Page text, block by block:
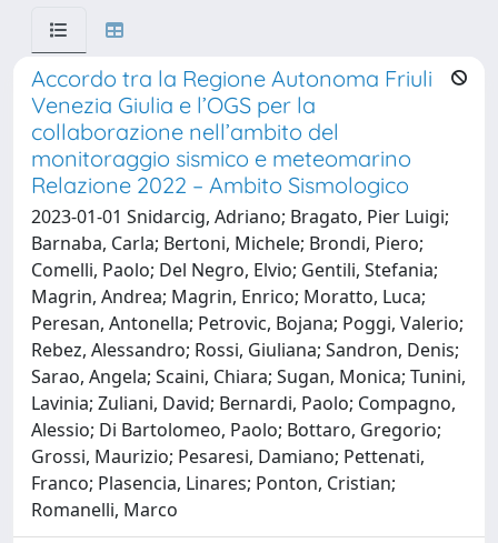
Accordo tra la Regione Autonoma Friuli
Venezia Giulia e l’OGS per la
collaborazione nell’ambito del
monitoraggio sismico e meteomarino
Relazione 2022 – Ambito Sismologico
2023-01-01 Snidarcig, Adriano; Bragato, Pier Luigi;
Barnaba, Carla; Bertoni, Michele; Brondi, Piero;
Comelli, Paolo; Del Negro, Elvio; Gentili, Stefania;
Magrin, Andrea; Magrin, Enrico; Moratto, Luca;
Peresan, Antonella; Petrovic, Bojana; Poggi, Valerio;
Rebez, Alessandro; Rossi, Giuliana; Sandron, Denis;
Sarao, Angela; Scaini, Chiara; Sugan, Monica; Tunini,
Lavinia; Zuliani, David; Bernardi, Paolo; Compagno,
Alessio; Di Bartolomeo, Paolo; Bottaro, Gregorio;
Grossi, Maurizio; Pesaresi, Damiano; Pettenati,
Franco; Plasencia, Linares; Ponton, Cristian;
Romanelli, Marco